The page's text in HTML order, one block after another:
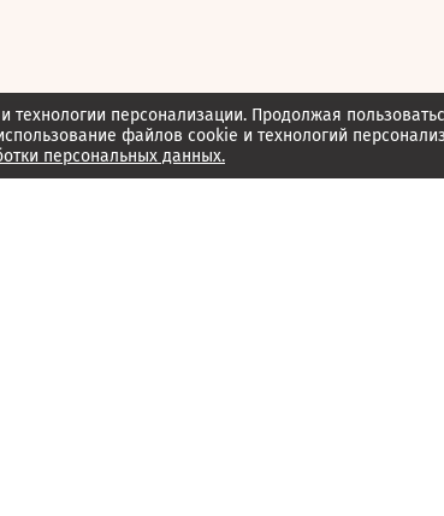
персонализации. Продолжая
файлов cookie и технологий
персональных данных.